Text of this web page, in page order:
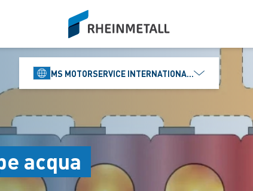
siteLogo
MS MOTORSERVICE INTERNATIONAL GMBH
acqua